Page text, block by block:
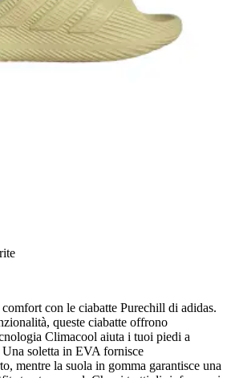
con le ciabatte Purechill di adidas.
queste ciabatte offrono
Climacool aiuta i tuoi piedi a
soletta in EVA fornisce
mentre la suola in gomma garantisce una